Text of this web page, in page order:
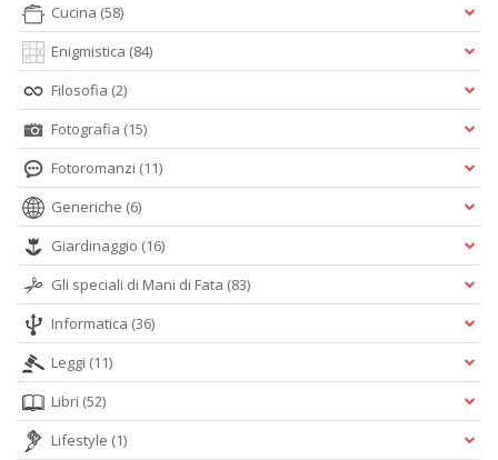
Cucina (58)
Enigmistica (84)
Filosofia (2)
Fotografia (15)
Fotoromanzi (11)
Generiche (6)
Giardinaggio (16)
Gli speciali di Mani di Fata (83)
Informatica (36)
Leggi (11)
Libri (52)
Lifestyle (1)